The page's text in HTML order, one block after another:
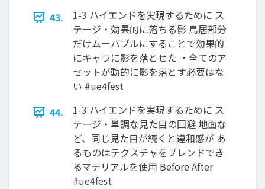
43.
1-3 ハイエンドを実現するために ス
テージ・効果的に落ちる影 鳥居部分
だけムーバブルにすることで効果的
にキャラに影を落とせた ・全てのア
セットが動的に影を落とす必要はな
い #ue4fest
44.
1-3 ハイエンドを実現するために ス
テージ・単調な見た目の回避 地面な
ど、同じ見た目が続くと違和感が あ
るものはテクスチャをブレンドでき
るマテリアルを使用 Before After
#ue4fest